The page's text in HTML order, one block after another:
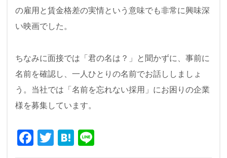
の雇用と賃金格差の実情という意味でも非常に興味深
い映画でした。
ちなみに面接では「君の名は？」と聞かずに、事前に
名前を確認し、一人ひとりの名前でお話ししましょ
う。当社では「名前を忘れない採用」にお困りの企業
様を募集しています。
F
T
H